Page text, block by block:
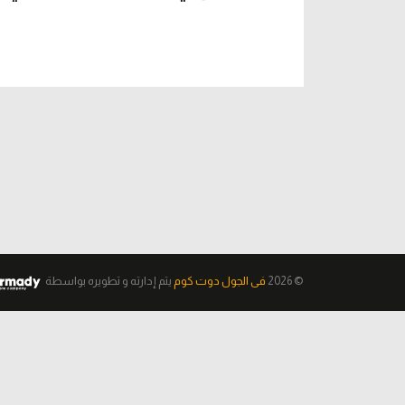
© 2026 فى الجول دوت كوم يتم إدارته و تطويره بواسطة